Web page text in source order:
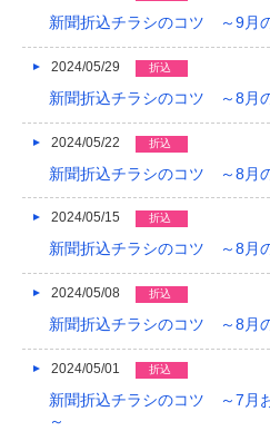
新聞折込チラシのコツ ～9月
2024/05/29 折込
新聞折込チラシのコツ ～8月
2024/05/22 折込
新聞折込チラシのコツ ～8月
2024/05/15 折込
新聞折込チラシのコツ ～8月
2024/05/08 折込
新聞折込チラシのコツ ～8月
2024/05/01 折込
新聞折込チラシのコツ ～7月
～